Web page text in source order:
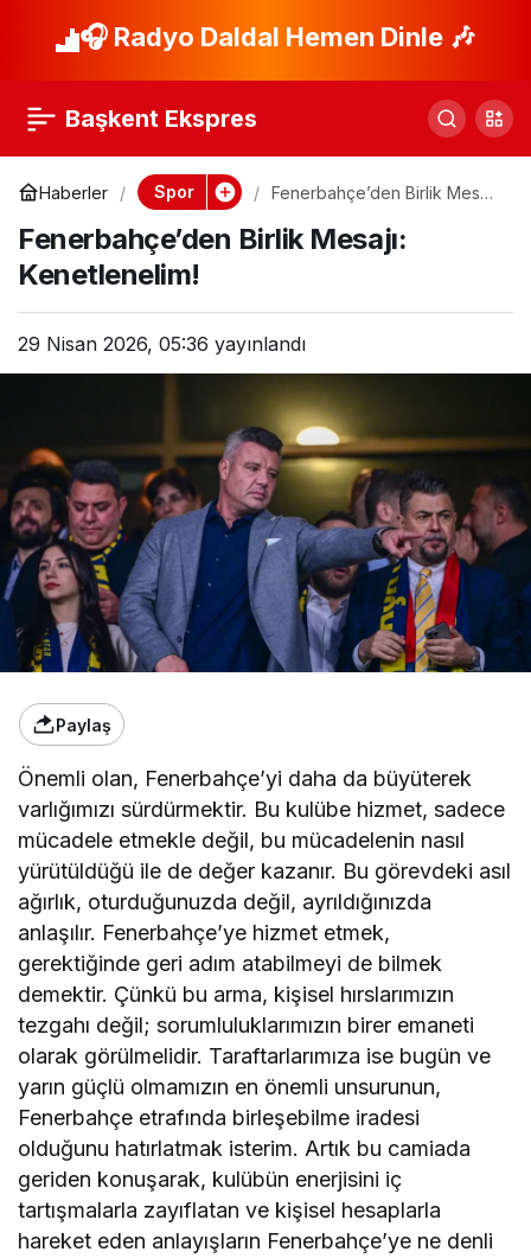
🎧 Radyo Daldal Hemen Dinle 🎶
Başkent Ekspres
Haberler Spor
Fenerbahçe’den Birlik Mesajı:
Fenerbahçe’den Birlik Mesajı:
Kenetlenelim!
29 Nisan 2026, 05:36 yayınlandı
Paylaş
Önemli olan, Fenerbahçe’yi daha da büyüterek
varlığımızı sürdürmektir. Bu kulübe hizmet, sadece
mücadele etmekle değil, bu mücadelenin nasıl
yürütüldüğü ile de değer kazanır. Bu görevdeki asıl
ağırlık, oturduğunuzda değil, ayrıldığınızda
anlaşılır. Fenerbahçe’ye hizmet etmek,
gerektiğinde geri adım atabilmeyi de bilmek
demektir. Çünkü bu arma, kişisel hırslarımızın
tezgahı değil; sorumluluklarımızın birer emaneti
olarak görülmelidir. Taraftarlarımıza ise bugün ve
yarın güçlü olmamızın en önemli unsurunun,
Fenerbahçe etrafında birleşebilme iradesi
olduğunu hatırlatmak isterim. Artık bu camiada
geriden konuşarak, kulübün enerjisini iç
tartışmalarla zayıflatan ve kişisel hesaplarla
hareket eden anlayışların Fenerbahçe’ye ne denli
Beşiktaş, Grimaldo ile
Pazarlıkta!
Paylaş